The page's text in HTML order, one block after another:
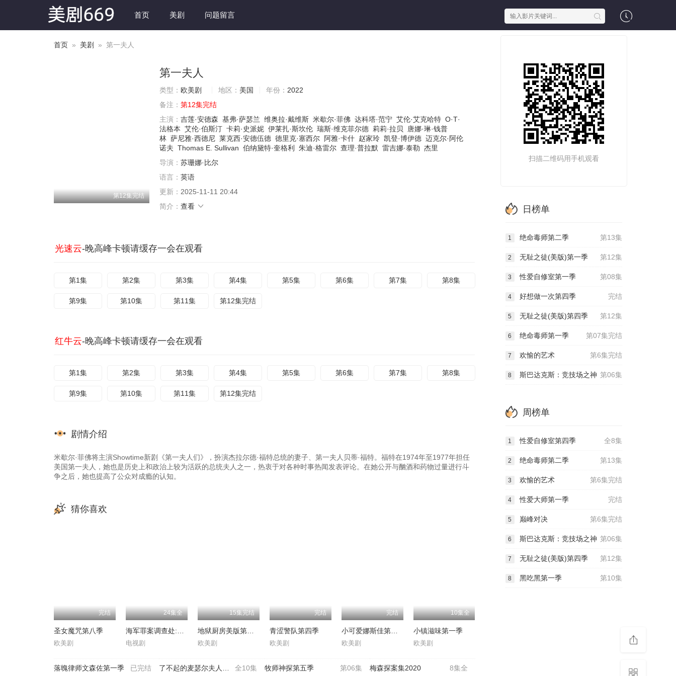
首页 美剧 问题留言
首页 » 美剧 » 第一夫人
第12集完结
第一夫人
类型： 欧美剧 地区： 美国 年份： 2022
备注： 第12集完结
主演： 吉莲·安德森 基弗·萨瑟兰 维奥拉·戴维斯 米歇尔·菲佛 达科塔·范宁 艾伦·艾克哈特 O·T·
法格本 艾伦·伯斯汀 卡莉·史派妮 伊莱扎·斯坎伦 瑞斯·维克菲尔德 莉莉·拉贝
唐娜·琳·钱普
林 萨尼雅·西德尼 莱克西·安德伍德 德里克·塞西尔 阿雅·卡什 赵家玲 凯登·博伊德 迈克尔·阿伦
诺夫 Thomas E. Sullivan 伯纳黛特·奎格利 朱迪·格雷尔 查理·普拉默 雷吉娜·泰勒 杰里
导演： 苏珊娜·比尔
语言： 英语
更新： 2025-11-11 20:44
简介： 查看
光速云-晚高峰卡顿请缓存一会在观看
第1集 第2集 第3集 第4集 第5集 第6集 第7集 第8集
第9集 第10集 第11集 第12集完结
红牛云-晚高峰卡顿请缓存一会在观看
第1集 第2集 第3集 第4集 第5集 第6集 第7集 第8集
第9集 第10集 第11集 第12集完结
剧情介绍
米歇尔·菲佛将主演Showtime新剧《第一夫人们》，扮演杰拉尔德·福特总统的妻子、第一夫人贝蒂·福特。福特在1974年至1977年担任
美国第一夫人，她也是历史上和政治上较为活跃的总统夫人之一，热衷于对各种时事热闻发表评论。在她公开与酗酒和药物过量进行斗
争之后，她也提高了公众对成瘾的认知。
猜你喜欢
完结
圣女魔咒第八季
欧美剧
24集全
海军罪案调查处:洛杉矶第八季
电视剧
15集完结
地狱厨房美版第七季
欧美剧
完结
青涩警队第四季
欧美剧
完结
小可爱娜斯佳第九季
欧美剧
10集全
小镇滋味第一季
欧美剧
已完结
落魄律师文森佐第一季 全10集
了不起的麦瑟尔夫人第二季 第06集
牧师神探第五季 8集全
梅森探案集2020
扫描二维码用手机观看
日榜单
第13集
1 绝命毒师第二季
第12集
2 无耻之徒(美版)第一季
第08集
3 性爱自修室第一季
完结
4 好想做一次第四季
第12集
5 无耻之徒(美版)第四季
第07集完结
6 绝命毒师第一季
第6集完结
7 欢愉的艺术
第06集
8 斯巴达克斯：竞技场之神
周榜单
全8集
1 性爱自修室第四季
第13集
2 绝命毒师第二季
第6集完结
3 欢愉的艺术
完结
4 性爱大师第一季
第6集完结
5 巅峰对决
第06集
6 斯巴达克斯：竞技场之神
第12集
7 无耻之徒(美版)第四季
第10集
8 黑吃黑第一季